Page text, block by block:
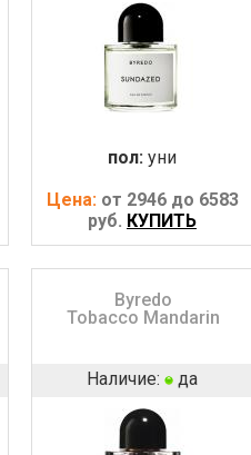
пол: уни
Цена: от 2946 до 6583
руб. КУПИТЬ
Byredo
Tobacco Mandarin
Наличие: да